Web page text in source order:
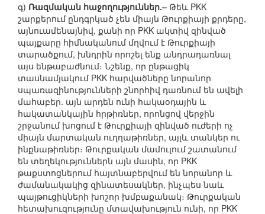
գ) Ռազմական հաջողություններ.– Թեև PKK
շարքերում ընդգրկած չեն միայն Թուրքիայի քրդերը,
այնուամենայնիվ, քանի որ PKK ակտիվ զինված
պայքարը հիմնականում մղվում է Թուրքիայի
տարածքում, խնդրին որոշել ենք անդրադառնալ
այս ենթաբաժնում։ Նշենք, որ ընթացիկ
տասնամյակում PKK հարվածները նորանոր
սպառազինությունների շնորհիվ դառնում են ավելի
մահաբեր. այն արդեն ունի հակաօդային և
հակատանկային հրթիռներ, որոնցով վերջին
շրջանում խոցում է Թուրքիայի զինված ուժերի ոչ
միայն մարտական ուղղաթիռներ, այլև տանկեր ու
ինքնաթիռներ։ Թուրքական մամուլում շատանում
են տեղեկություններն այն մասին, որ PKK
թաքստոցներում հայտնաբերվում են նորանոր և
ժամանակակից զինատեսակներ, ինչպես նաև
պայթուցիկների խոշոր խմբաքանակ։ Թուրքական
հետախուզությունը մտավախություն ունի, որ PKK